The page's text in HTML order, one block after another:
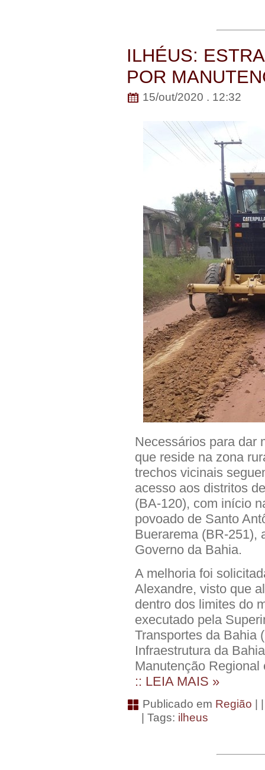
ILHÉUS:
POR
15/out/2020 . 12:32
Necessários para dar
que reside na zona
trechos vicinais
acesso aos distritos
(BA-120), com início
povoado de Santo
Buerarema (BR-251),
Governo da Bahia.
A melhoria foi
Alexandre, visto que
dentro dos limites do
executado pela
Transportes da Bahia
Infraestrutura da
Manutenção
:: LEIA MAIS »
Publicado em Região
| Tags: ilheus